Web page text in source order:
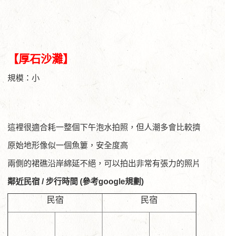
【厚石沙灘】
規模：小
這裡很適合耗一整個下午泡水拍照，但人潮多會比較擠
原始地形像似一個魚簍，安全度高
兩側的裙礁沿岸綿延不絕，可以拍出非常有張力的照片
鄰近民宿 / 步行時間 (參考google規劃)
民宿 民宿